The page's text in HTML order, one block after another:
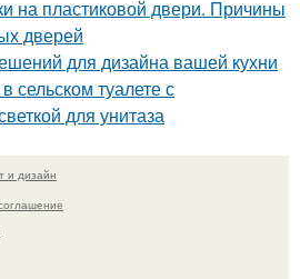
на пластиковой двери. Причины
дверей
для дизайна вашей кухни
сельском туалете с
для унитаза
и дизайн